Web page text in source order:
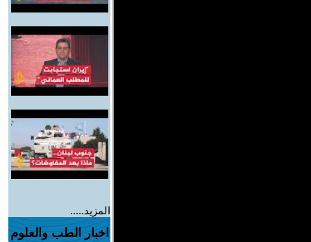
المزيد.....
اخبار الطب والعلوم